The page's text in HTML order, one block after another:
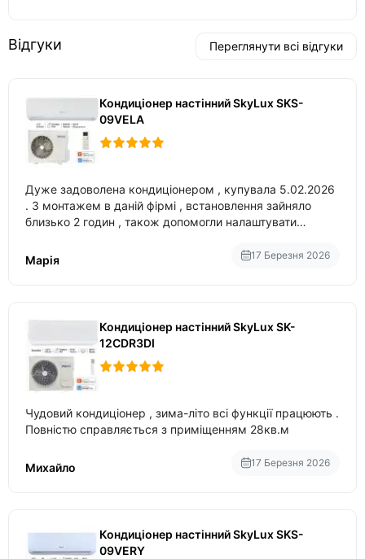
Відгуки Переглянути всі відгуки
Кондиціонер настінний SkyLux SKS-
09VELA
Дуже задоволена кондиціонером , купувала 5.02.2026
. З монтажем в даній фірмі , встановлення зайняло
близько 2 годин , також допомогли налаштувати
Марія
17 Березня 2026
Кондиціонер настінний SkyLux SK-
12CDR3DI
Чудовий кондиціонер , зима-літо всі функції працюють .
Повністю справляється з приміщенням 28кв.м
Михайло 17 Березня 2026
Кондиціонер настінний SkyLux SKS-
09VERY